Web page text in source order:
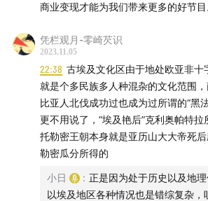
联盟集结
/品牌播客「商业有厘头」/
👏益普索中国和日谈公园品牌播客厂
出品的商业类播客「商业有厘头」已正
我们都将邀请各行业市场研究专家、商
起探讨品牌与行业正在发生的变化，为
后的逻辑，欢迎订阅收听！
商业变现才能为我们带来更多的好节目
凭栏观月-零崎芡识
2023.11.05
22:38 古埃及文化区由于地处欧亚非十
就是个多民族多人种混杂的文化范围
比亚人北伐成功过也成为过所谓的“黑
更不用说了，“埃及艳后”克利奥帕特
托勒密王朝本身就是亚历山大大帝死
勒密瓜分所得的
小日 : 正是因为处于历史以及地
以埃及地区各种情况也是错综复杂，